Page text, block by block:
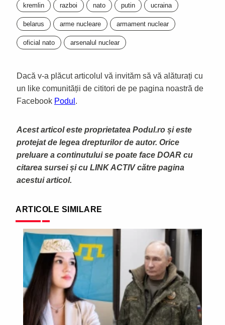
kremlin razboi nato putin ucraina
belarus arme nucleare armament nuclear
oficial nato arsenalul nuclear
Dacă v-a plăcut articolul vă invităm să vă alăturați cu
un like comunității de cititori de pe pagina noastră de
Facebook Podul .
Acest articol este proprietatea Podul.ro și este
protejat de legea drepturilor de autor. Orice
preluare a continutului se poate face DOAR cu
citarea sursei și cu LINK ACTIV către pagina
acestui articol.
ARTICOLE SIMILARE